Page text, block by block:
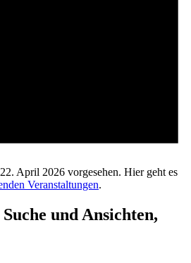
April 2026 vorgesehen. Hier geht es
Veranstaltungen.
und Ansichten,